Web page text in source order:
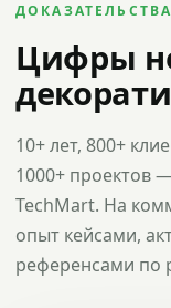
Цифры
10+ лет, 800+
1000+ проектов
TechMart. На
опыт кейсами,
референсами по